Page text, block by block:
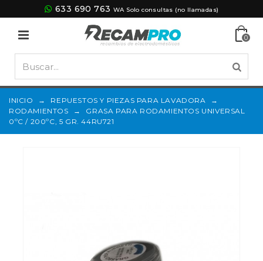
633 690 763 WA Solo consultas (no llamadas)
0
INICIO → REPUESTOS Y PIEZAS PARA LAVADORA
→
RODAMIENTOS
→
GRASA PARA RODAMIENTOS UNIVERSAL
0ºC / 200ºC, 5 GR. 44RU721